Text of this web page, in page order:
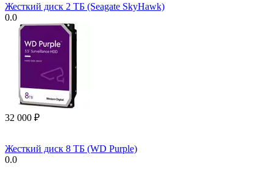
Жесткий диск 2 ТБ (Seagate SkyHawk)
0.0
32 000 ₽
Жесткий диск 8 ТБ (WD Purple)
0.0